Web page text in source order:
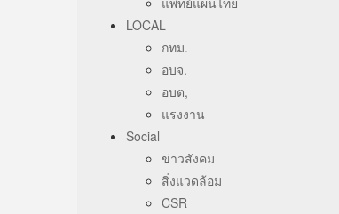
LOCAL
กทม.
อบจ.
อบต,
แรงงาน
Social
ข่าวสังคม
สิ่งแวดล้อม
CSR